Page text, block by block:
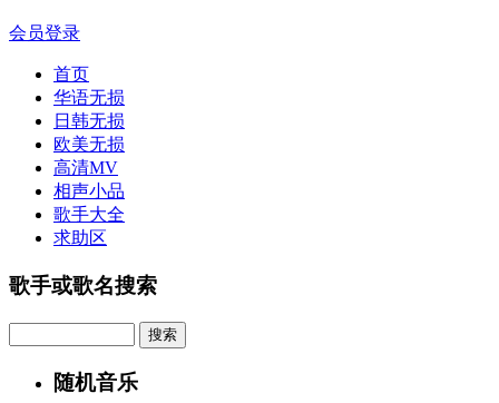
会员登录
首页
华语无损
日韩无损
欧美无损
高清MV
相声小品
歌手大全
求助区
歌手或歌名搜索
随机音乐